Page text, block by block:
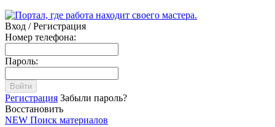
Вход / Регистрация
Номер телефона:
Пароль:
Войти
Регистрация Забыли пароль?
Восстановить
NEW Поиск материалов